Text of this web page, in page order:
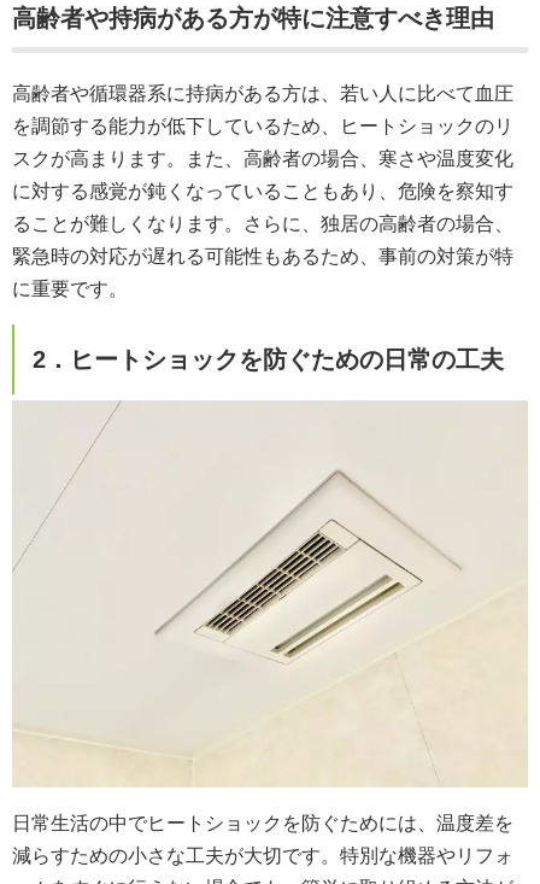
高齢者や持病がある方が特に注意すべき理由
高齢者や循環器系に持病がある方は、若い人に比べて血圧
を調節する能力が低下しているため、ヒートショックのリ
スクが高まります。また、高齢者の場合、寒さや温度変化
に対する感覚が鈍くなっていることもあり、危険を察知す
ることが難しくなります。さらに、独居の高齢者の場合、
緊急時の対応が遅れる可能性もあるため、事前の対策が特
に重要です。
2．ヒートショックを防ぐための日常の工夫
日常生活の中でヒートショックを防ぐためには、温度差を
減らすための小さな工夫が大切です。特別な機器やリフォ